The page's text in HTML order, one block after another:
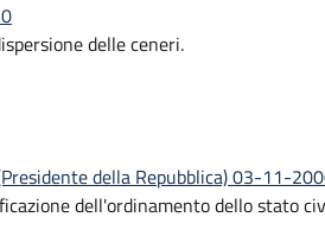
delle ceneri.
della Repubblica) 03-11-
dell'ordinamento dello stato